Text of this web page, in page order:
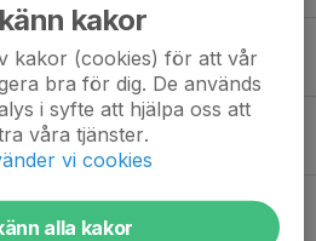
Sunne 0 - 1 (0 - 0)
kakor
kakor (cookies) för att vår
bra för dig. De används
i syfte att hjälpa oss att
våra tjänster.
vi cookies
alla kakor